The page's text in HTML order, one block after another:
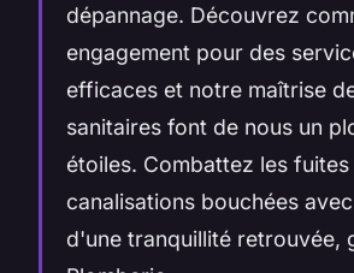
dépannage. Découvrez
engagement pour des
efficaces et notre maîtrise
sanitaires font de nous un
étoiles. Combattez les fuites
canalisations bouchées
d'une tranquillité retrouvée,